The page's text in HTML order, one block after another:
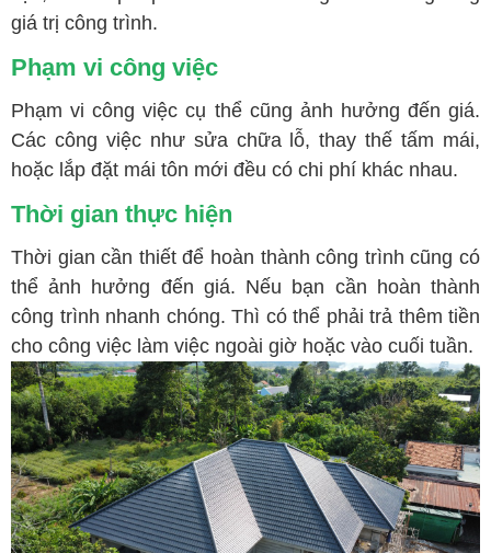
giá trị công trình.
Phạm vi công việc
Phạm vi công việc cụ thể cũng ảnh hưởng đến giá.
Các công việc như sửa chữa lỗ, thay thế tấm mái,
hoặc lắp đặt mái tôn mới đều có chi phí khác nhau.
Thời gian thực hiện
Thời gian cần thiết để hoàn thành công trình cũng có
thể ảnh hưởng đến giá. Nếu bạn cần hoàn thành
công trình nhanh chóng. Thì có thể phải trả thêm tiền
cho công việc làm việc ngoài giờ hoặc vào cuối tuần.